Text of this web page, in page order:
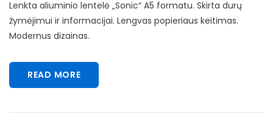
Lenkta aliuminio lentelė „Sonic“ A5 formatu. Skirta durų
žymėjimui ir informacijai. Lengvas popieriaus keitimas.
Modernus dizainas.
READ MORE